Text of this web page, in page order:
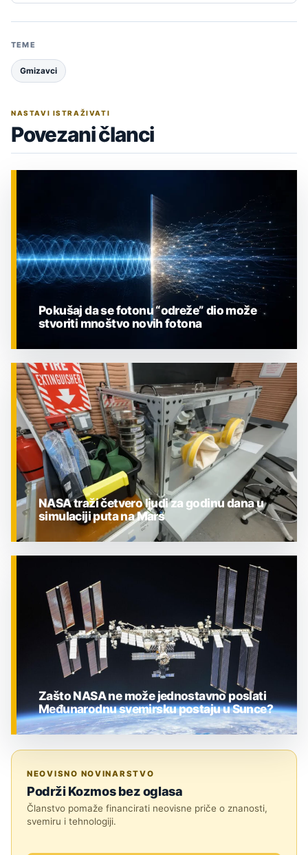
TEME
Gmizavci
NASTAVI ISTRAŽIVATI
Povezani članci
ZNANOST
Pokušaj da se fotonu “odreže” dio može
stvoriti mnoštvo novih fotona
NASA traži četvero ljudi za godinu dana u
simulaciji puta na Mars
Zašto NASA ne može jednostavno poslati
Međunarodnu svemirsku postaju u Sunce?
NEOVISNO NOVINARSTVO
Podrži Kozmos bez oglasa
Članstvo pomaže financirati neovisne priče o znanosti,
svemiru i tehnologiji.